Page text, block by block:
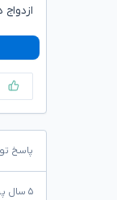
پاسخ
۵ سال پیش